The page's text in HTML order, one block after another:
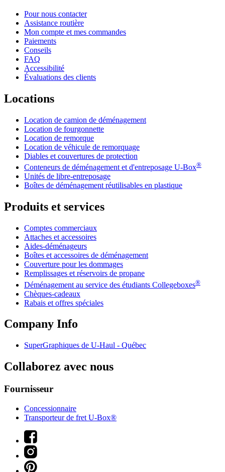
Pour nous contacter
Assistance routière
Mon compte et mes commandes
Paiements
Conseils
FAQ
Accessibilité
Évaluations des clients
Locations
Location de camion de déménagement
Location de fourgonnette
Location de remorque
Location de véhicule de remorquage
Diables et couvertures de protection
Conteneurs de déménagement et d'entreposage U-Box®
Unités de libre-entreposage
Boîtes de déménagement réutilisables en plastique
Produits et services
Comptes commerciaux
Attaches et accessoires
Aides-déménageurs
Boîtes et accessoires de déménagement
Couverture pour les dommages
Remplissages et réservoirs de propane
Déménagement au service des étudiants Collegeboxes®
Chèques-cadeaux
Rabais et offres spéciales
Company Info
SuperGraphiques de U-Haul - Québec
Collaborez avec nous
Fournisseur
Concessionnaire
Transporteur de fret U-Box®